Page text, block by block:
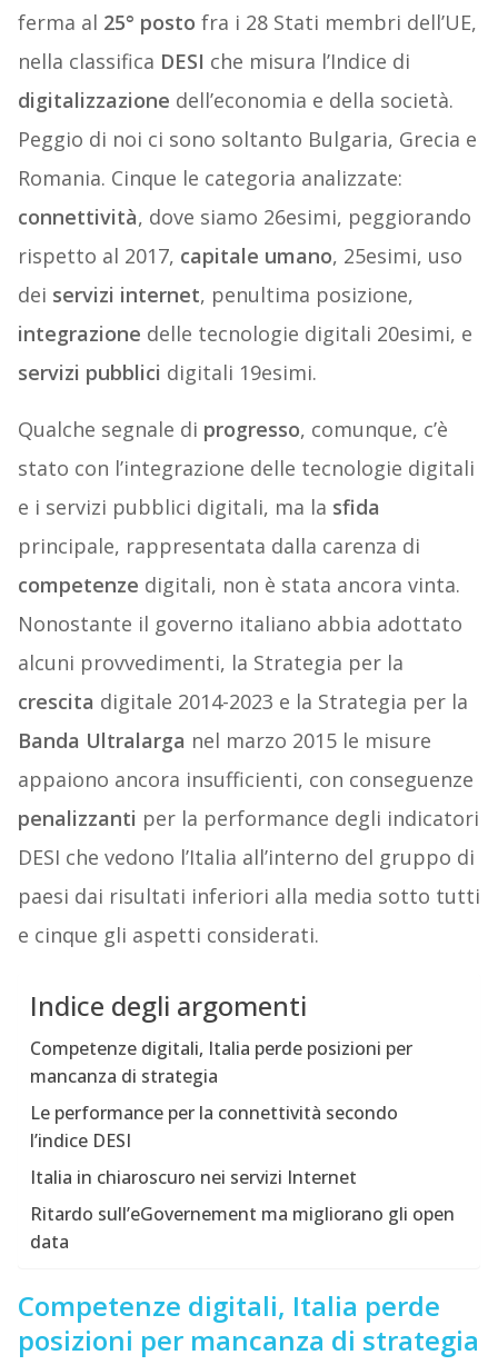
ferma al 25° posto fra i 28 Stati membri dell’UE,
nella classifica DESI che misura l’Indice di
digitalizzazione dell’economia e della società.
Peggio di noi ci sono soltanto Bulgaria, Grecia e
Romania. Cinque le categoria analizzate:
connettività, dove siamo 26esimi, peggiorando
rispetto al 2017, capitale umano, 25esimi, uso
dei servizi internet, penultima posizione,
integrazione delle tecnologie digitali 20esimi, e
servizi pubblici digitali 19esimi.
Qualche segnale di progresso, comunque, c’è
stato con l’integrazione delle tecnologie digitali
e i servizi pubblici digitali, ma la sfida
principale, rappresentata dalla carenza di
competenze digitali, non è stata ancora vinta.
Nonostante il governo italiano abbia adottato
alcuni provvedimenti, la Strategia per la
crescita digitale 2014-2023 e la Strategia per la
Banda Ultralarga nel marzo 2015 le misure
appaiono ancora insufficienti, con conseguenze
penalizzanti per la performance degli indicatori
DESI che vedono l’Italia all’interno del gruppo di
paesi dai risultati inferiori alla media sotto tutti
e cinque gli aspetti considerati.
Indice degli argomenti
Competenze digitali, Italia perde posizioni per
mancanza di strategia
Le performance per la connettività secondo
l’indice DESI
Italia in chiaroscuro nei servizi Internet
Ritardo sull’eGovernement ma migliorano gli open
data
Competenze digitali, Italia perde
posizioni per mancanza di strategia